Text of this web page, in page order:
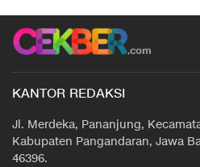
KANTOR REDAKSI
Jl. Merdeka, Pananjung,
Kabupaten Pangandaran, Jawa
46396.